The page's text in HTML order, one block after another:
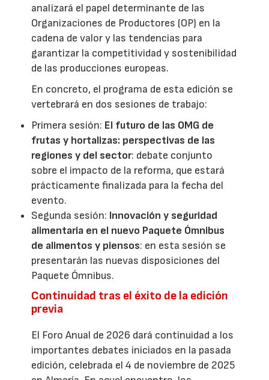
analizará el papel determinante de las
Organizaciones de Productores (OP) en la
cadena de valor y las tendencias para
garantizar la competitividad y sostenibilidad
de las producciones europeas.
En concreto, el programa de esta edición se
vertebrará en dos sesiones de trabajo:
Primera sesión: El futuro de las OMG de
frutas y hortalizas: perspectivas de las
regiones y del sector: debate conjunto
sobre el impacto de la reforma, que estará
prácticamente finalizada para la fecha del
evento.
Segunda sesión: Innovación y seguridad
alimentaria en el nuevo Paquete Ómnibus
de alimentos y piensos: en esta sesión se
presentarán las nuevas disposiciones del
Paquete Ómnibus.
Continuidad tras el éxito de la edición
previa
El Foro Anual de 2026 dará continuidad a los
importantes debates iniciados en la pasada
edición, celebrada el 4 de noviembre de 2025